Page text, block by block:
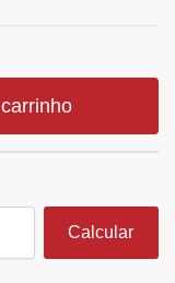
Calcular